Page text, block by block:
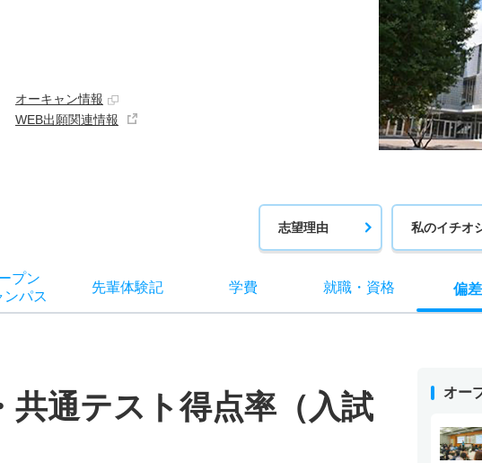
オーキャン情報
WEB出願関連情報
志望理由 私のイチオ
プン
ンパス
先輩体験記 学費 就職・ 資格 偏
共通テスト得点率（入試
オー